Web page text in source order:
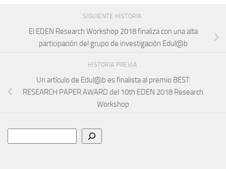
SIGUIENTE HISTORIA
El EDEN Research Workshop 2018 finaliza con una alta
participación del grupo de investigación Edul@b
HISTORIA PREVIA
Un artículo de Edul@b es finalista al premio BEST
RESEARCH PAPER AWARD del 10th EDEN 2018 Research
Workshop